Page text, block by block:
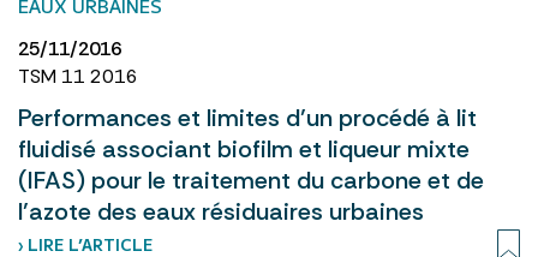
EAUX URBAINES
25/11/2016
TSM 11 2016
Performances et limites d’un procédé à lit
fluidisé associant biofilm et liqueur mixte
(IFAS) pour le traitement du carbone et de
l’azote des eaux résiduaires urbaines
› LIRE L’ARTICLE